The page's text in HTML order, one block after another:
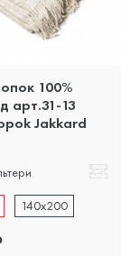
100%
арт.31-13
Jakkard
140x200